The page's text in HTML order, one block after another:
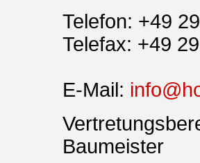
Telefon: +49
Telefax: +49
E-Mail:
Baumeister